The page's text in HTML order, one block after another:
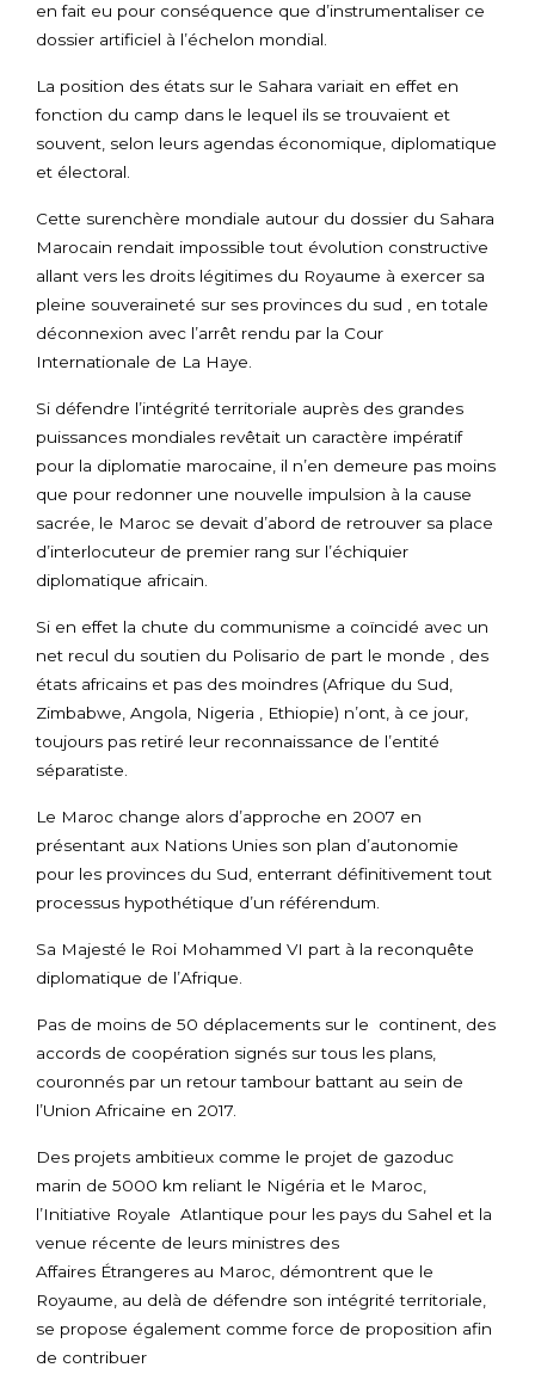
en fait eu pour conséquence que d’instrumentaliser ce
dossier artificiel à l’échelon mondial.
La position des états sur le Sahara variait en effet en
fonction du camp dans le lequel ils se trouvaient et
souvent, selon leurs agendas économique, diplomatique
et électoral.
Cette surenchère mondiale autour du dossier du Sahara
Marocain rendait impossible tout évolution constructive
allant vers les droits légitimes du Royaume à exercer sa
pleine souveraineté sur ses provinces du sud , en totale
déconnexion avec l’arrêt rendu par la Cour
Internationale de La Haye.
Si défendre l’intégrité territoriale auprès des grandes
puissances mondiales revêtait un caractère impératif
pour la diplomatie marocaine, il n’en demeure pas moins
que pour redonner une nouvelle impulsion à la cause
sacrée, le Maroc se devait d’abord de retrouver sa place
d’interlocuteur de premier rang sur l’échiquier
diplomatique africain.
Si en effet la chute du communisme a coïncidé avec un
net recul du soutien du Polisario de part le monde , des
états africains et pas des moindres (Afrique du Sud,
Zimbabwe, Angola, Nigeria , Ethiopie) n’ont, à ce jour,
toujours pas retiré leur reconnaissance de l’entité
séparatiste.
Le Maroc change alors d’approche en 2007 en
présentant aux Nations Unies son plan d’autonomie
pour les provinces du Sud, enterrant définitivement tout
processus hypothétique d’un référendum.
Sa Majesté le Roi Mohammed VI part à la reconquête
diplomatique de l’Afrique.
Pas de moins de 50 déplacements sur le continent, des
accords de coopération signés sur tous les plans,
couronnés par un retour tambour battant au sein de
l’Union Africaine en 2017.
Des projets ambitieux comme le projet de gazoduc
marin de 5000 km reliant le Nigéria et le Maroc,
l’Initiative Royale Atlantique pour les pays du Sahel et la
venue récente de leurs ministres des
Affaires Étrangeres au Maroc, démontrent que le
Royaume, au delà de défendre son intégrité territoriale,
se propose également comme force de proposition afin
de contribuer